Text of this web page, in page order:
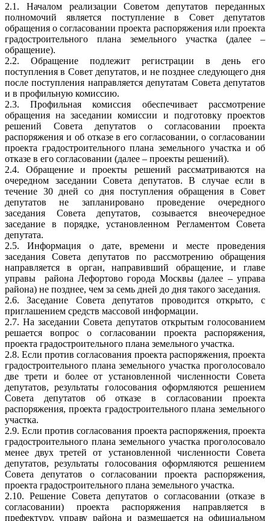
2.1. Началом реализации Советом депутатов переданных
полномочий является поступление в Совет депутатов
обращения о согласовании проекта распоряжения или проекта
градостроительного плана земельного участка (далее –
обращение).
2.2. Обращение подлежит регистрации в день его
поступления в Совет депутатов, и не позднее следующего дня
после поступления направляется депутатам Совета депутатов
и в профильную комиссию.
2.3. Профильная комиссия обеспечивает рассмотрение
обращения на заседании комиссии и подготовку проектов
решений Совета депутатов о согласовании проекта
распоряжения и об отказе в его согласовании, о согласовании
проекта градостроительного плана земельного участка и об
отказе в его согласовании (далее – проекты решений).
2.4. Обращение и проекты решений рассматриваются на
очередном заседании Совета депутатов. В случае если в
течение 30 дней со дня поступления обращения в Совет
депутатов не запланировано проведение очередного
заседания Совета депутатов, созывается внеочередное
заседание в порядке, установленном Регламентом Совета
депутата.
2.5. Информация о дате, времени и месте проведения
заседания Совета депутатов по рассмотрению обращения
направляется в орган, направивший обращение, и главе
управы района Лефортово города Москвы (далее – управа
района) не позднее, чем за семь дней до дня такого заседания.
2.6. Заседание Совета депутатов проводится открыто, с
приглашением средств массовой информации.
2.7. На заседании Совета депутатов открытым голосованием
решается вопрос о согласовании проекта распоряжения,
проекта градостроительного плана земельного участка.
2.8. Если против согласования проекта распоряжения, проекта
градостроительного плана земельного участка проголосовало
две трети и более от установленной численности Совета
депутатов, результаты голосования оформляются решением
Совета депутатов об отказе в согласовании проекта
распоряжения, проекта градостроительного плана земельного
участка.
2.9. Если против согласования проекта распоряжения, проекта
градостроительного плана земельного участка проголосовало
менее двух третей от установленной численности Совета
депутатов, результаты голосования оформляются решением
Совета депутатов о согласовании проекта распоряжения,
проекта градостроительного плана земельного участка.
2.10. Решение Совета депутатов о согласовании (отказе в
согласовании) проекта распоряжения направляется в
префектуру, управу района и размещается на официальном